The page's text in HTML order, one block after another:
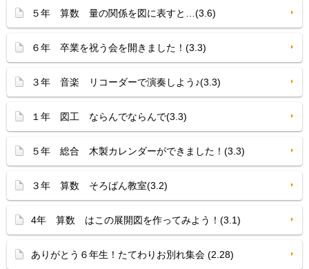
５年 算数 量の関係を図に表すと…(3.6)
６年 卒業を祝う会を開きました！(3.3)
３年 音楽 リコーダーで演奏しよう♪(3.3)
１年 図工 ならんでならんで(3.3)
５年 総合 木製カレンダーができました！(3.3)
３年 算数 そろばん教室(3.2)
4年 算数 はこの展開図を作ってみよう！(3.1)
ありがとう６年生！たてわりお別れ集会 (2.28)